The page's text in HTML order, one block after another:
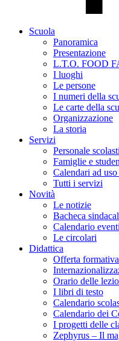
Scuola
Panoramica
Presentazione
L.T.O. FOOD
I luoghi
Le persone
I numeri della
Le carte della
Organizzazione
La storia
Servizi
Personale
Famiglie e
Calendari ad
Tutti i servizi
Novità
Le notizie
Bacheca
Calendario eventi
Le circolari
Didattica
Offerta formativa
Orario delle
I libri di testo
Calendario
Calendario dei
I progetti delle
Zephyrus – Il